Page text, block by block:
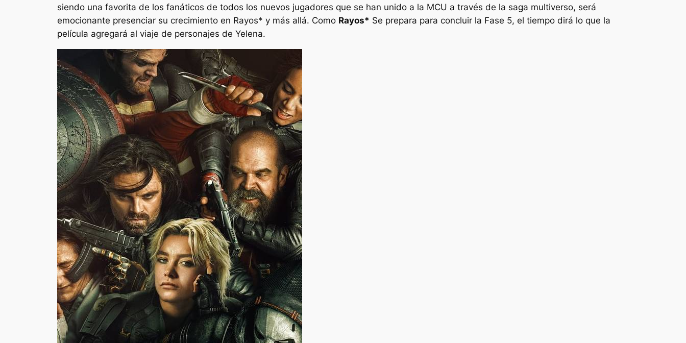
siendo una favorita de los fanáticos de todos los nuevos jugadores que se han unido a la MCU a través de la saga multiverso, será
emocionante presenciar su crecimiento en Rayos* y más allá. Como Rayos* Se prepara para concluir la Fase 5, el tiempo dirá lo que la
película agregará al viaje de personajes de Yelena.